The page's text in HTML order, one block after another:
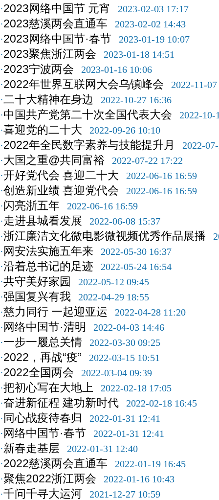
·2023网络中国节 元宵
2023-02-03 17:17
·2023慈溪两会直通车
2023-02-02 14:43
·2023网络中国节·春节
2023-01-19 10:07
·2023聚焦浙江两会
2023-01-18 14:51
·2023宁波两会
2023-01-16 10:06
·2022年世界互联网大会乌镇峰会
2022-11-
·二十大精神在身边
2022-10-27 16:36
·中国共产党第二十次全国代表大会
2022-10-
·喜迎党的二十大
2022-09-26 10:10
·2022年全民数字素养与技能提升月
2022-
·大国之重@共同富裕
2022-07-22 17:22
·开好党代会 喜迎二十大
2022-06-16 16:59
·创造新业绩 喜迎党代会
2022-06-16 16:59
·闪亮浙五年
2022-06-16 16:59
·走进县城看发展
2022-06-08 15:37
·浙江廉洁文化微电影微视频优秀作品展播
·网安法实施五年来
2022-05-30 16:37
·沿着总书记的足迹
2022-05-24 16:54
·共守美好家园
2022-05-12 09:45
·强国复兴有我
2022-04-29 18:55
·慈力同行 一起迎亚运
2022-04-28 11:20
·网络中国节·清明
2022-04-03 14:46
·一步一履总关情
2022-03-30 09:25
·2022，再战“疫”
2022-03-15 10:51
·2022全国两会
2022-03-04 09:39
·把初心写在大地上
2022-02-18 17:05
·奋进新征程 建功新时代
2022-02-18 16:45
·同心战疫待春归
2022-01-31 12:41
·网络中国节·春节
2022-01-31 12:41
·新春走基层
2022-01-31 12:40
·2022慈溪两会直通车
2022-01-19 16:45
·聚焦2022浙江两会
2022-01-16 10:43
·千问千寻大运河 2021-12-27 10:59